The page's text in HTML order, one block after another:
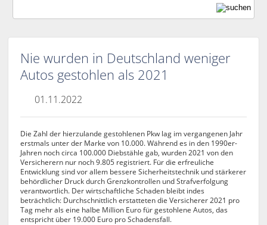
Nie wurden in Deutschland weniger
Autos gestohlen als 2021
01.11.2022
Die Zahl der hierzulande gestohlenen Pkw lag im vergangenen Jahr
erstmals unter der Marke von 10.000. Während es in den 1990er-
Jahren noch circa 100.000 Diebstähle gab, wurden 2021 von den
Versicherern nur noch 9.805 registriert. Für die erfreuliche
Entwicklung sind vor allem bessere Sicherheitstechnik und stärkerer
behördlicher Druck durch Grenzkontrollen und Strafverfolgung
verantwortlich. Der wirtschaftliche Schaden bleibt indes
beträchtlich: Durchschnittlich erstatteten die Versicherer 2021 pro
Tag mehr als eine halbe Million Euro für gestohlene Autos, das
entspricht über 19.000 Euro pro Schadensfall.